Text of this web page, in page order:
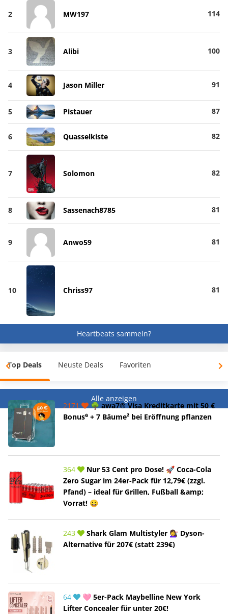
2 MW197 114
3 Alibi 100
4 Jason Miller 91
5 Pistauer 87
6 Quasselkiste 82
7 Solomon 82
8 Sassenach8785 81
9 Anwo59 81
10 Chriss97 81
Heartbeats sammeln?
Top Deals Neuste Deals Favoriten
Alle anzeigen
2171
🌳 awa7® Visa Kreditkarte mit 50 €
Bonus⁶ + 7 Bäume² bei Eröffnung pflanzen
364
Nur 53 Cent pro Dose! 🚀 Coca-Cola
Zero Sugar im 24er-Pack für 12,79€ (zzgl.
Pfand) – ideal für Grillen, Fußball &amp;
Vorrat! 😀
243
Shark Glam Multistyler 💇‍♀️ Dyson-
Alternative für 207€ (statt 239€)
64
🩷 5er-Pack Maybelline New York
Lifter Concealer für unter 20€!